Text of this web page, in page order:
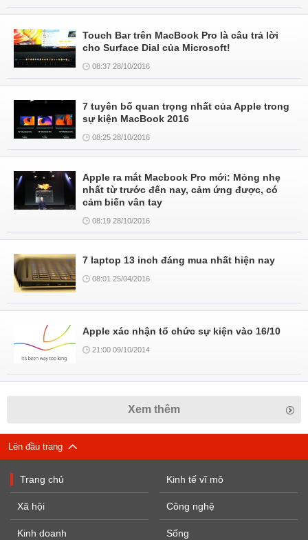
Touch Bar trên MacBook Pro là câu trả lời
cho Surface Dial của Microsoft!
08:37 28/10/2016
7 tuyên bố quan trọng nhất của Apple trong
sự kiện MacBook 2016
08:25 28/10/2016
Apple ra mắt Macbook Pro mới: Mỏng nhẹ
nhất từ trước đến nay, cảm ứng được, có
cảm biến vân tay
08:19 28/10/2016
7 laptop 13 inch đáng mua nhất hiện nay
08:01 25/04/2016
Apple xác nhận tổ chức sự kiện vào 16/10
21:00 09/10/2014
Xem thêm
Lên đầu trang
Trang chủ
Xã hội
Kinh doanh
Kinh tế vĩ mô
Công nghệ
Sống